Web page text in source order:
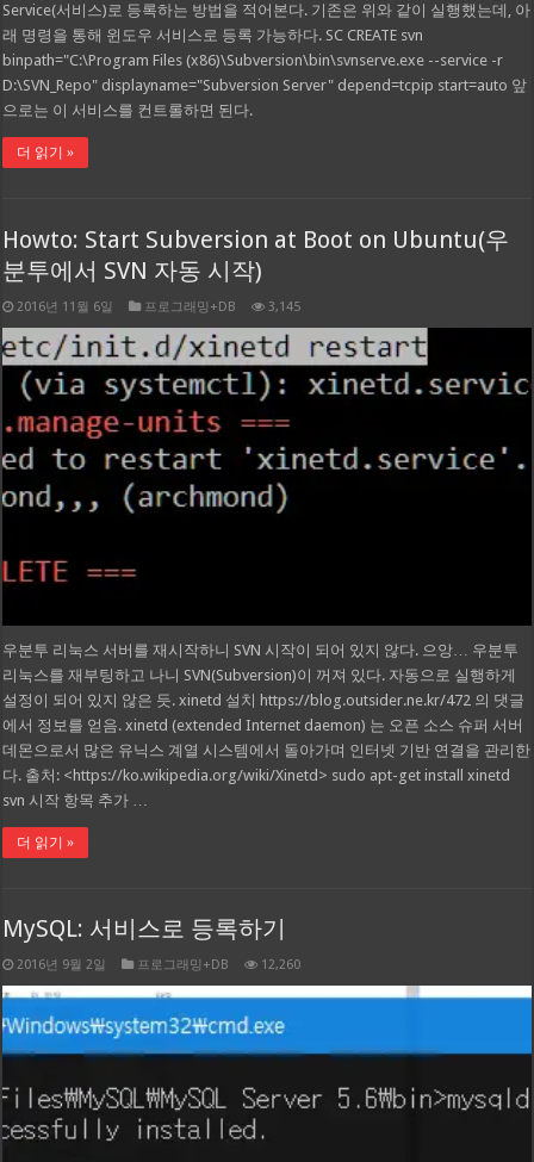
Service(서비스)로 등록하는 방법을 적어본다. 기존은 위와 같이 실행했는데, 아
래 명령을 통해 윈도우 서비스로 등록 가능하다. SC CREATE svn
binpath="C:\Program Files (x86)\Subversion\bin\svnserve.exe --service -r
D:\SVN_Repo" displayname="Subversion Server" depend=tcpip start=auto 앞
으로는 이 서비스를 컨트롤하면 된다.
더 읽기 »
Howto: Start Subversion at Boot on Ubuntu(우
분투에서 SVN 자동 시작)
2016년 11월 6일 프로그래밍+DB 3,145
우분투 리눅스 서버를 재시작하니 SVN 시작이 되어 있지 않다. 으앙… 우분투
리눅스를 재부팅하고 나니 SVN(Subversion)이 꺼져 있다. 자동으로 실행하게
설정이 되어 있지 않은 듯. xinetd 설치 https://blog.outsider.ne.kr/472 의 댓글
에서 정보를 얻음. xinetd (extended Internet daemon) 는 오픈 소스 슈퍼 서버
데몬으로서 많은 유닉스 계열 시스템에서 돌아가며 인터넷 기반 연결을 관리한
다. 출처: <https://ko.wikipedia.org/wiki/Xinetd> sudo apt-get install xinetd
svn 시작 항목 추가 …
더 읽기 »
MySQL: 서비스로 등록하기
2016년 9월 2일 프로그래밍+DB 12,260